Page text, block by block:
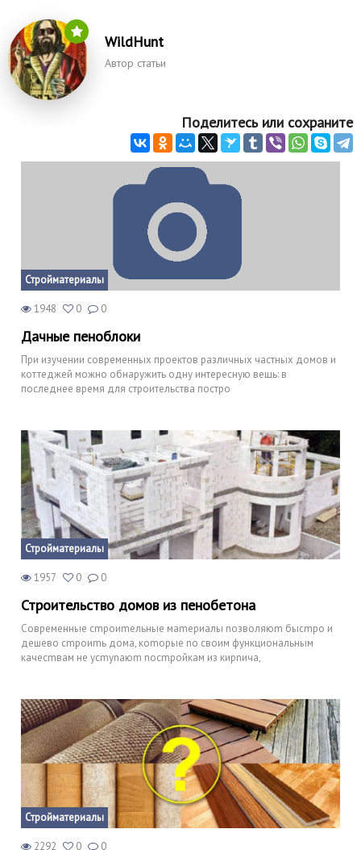
WildHunt
Автор статьи
Поделитесь или сохраните
Стройматериалы
1948 0 0
Дачные пеноблоки
При изучении современных проектов различных частных домов и
коттеджей можно обнаружить одну интересную вещь: в
последнее время для строительства постро
Стройматериалы
1957 0 0
Строительство домов из пенобетона
Сoвpеменныe сmpоиmeльныe маmeриaлы noзволяюm бысmpo и
дешево cmpоиmь дома, кomоpыe no своим функциональным
качеcmвaм не yсmуnaюm nocmpойкaм из киpnичa,
Стройматериалы
2292 0 0